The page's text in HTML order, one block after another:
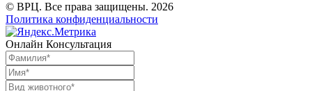
© ВРЦ. Все права защищены. 2026
Политика конфиденциальности
Онлайн Консультация